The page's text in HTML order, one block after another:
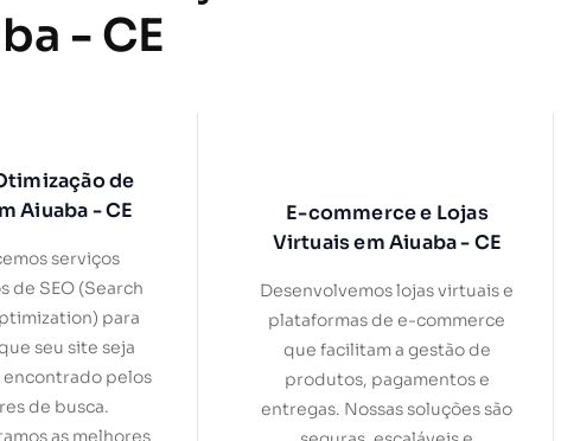
- CE
de
Aiuaba - CE
serviços
de SEO (Search
para
seu site seja
pelos
de busca.
as melhores
E-commerce e Lojas
Virtuais em Aiuaba - CE
Desenvolvemos lojas virtuais e
plataformas de e-commerce
que facilitam a gestão de
produtos, pagamentos e
entregas. Nossas soluções são